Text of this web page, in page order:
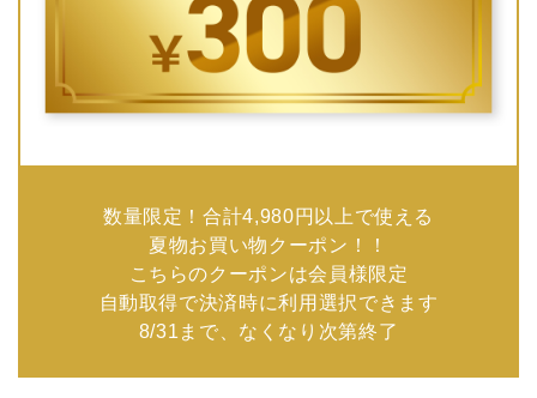
数量限定！合計4,980円以上で使える
夏物お買い物クーポン！！
こちらのクーポンは会員様限定
自動取得で決済時に利用選択できます
8/31まで、なくなり次第終了